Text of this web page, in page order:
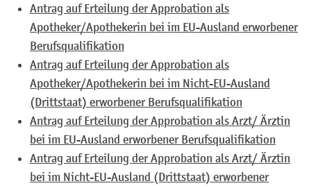
Antrag auf Erteilung der Approbation als
Apotheker/Apothekerin bei im EU-Ausland erworbener
Berufsqualifikation
Antrag auf Erteilung der Approbation als
Apotheker/Apothekerin bei im Nicht-EU-Ausland
(Drittstaat) erworbener Berufsqualifikation
Antrag auf Erteilung der Approbation als Arzt/ Ärztin
bei im EU-Ausland erworbener Berufsqualifikation
Antrag auf Erteilung der Approbation als Arzt/ Ärztin
bei im Nicht-EU-Ausland (Drittstaat) erworbener